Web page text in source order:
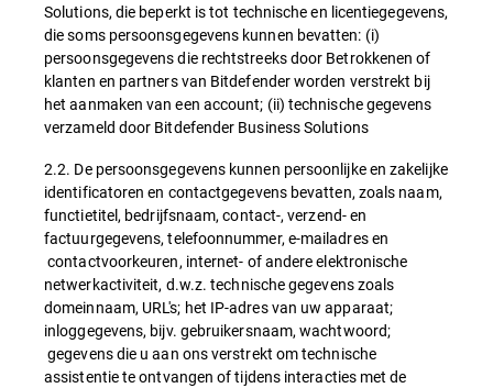
Solutions, die beperkt is tot technische en licentiegegevens,
die soms persoonsgegevens kunnen bevatten: (i)
persoonsgegevens die rechtstreeks door Betrokkenen of
klanten en partners van Bitdefender worden verstrekt bij
het aanmaken van een account; (ii) technische gegevens
verzameld door Bitdefender Business Solutions
2.2. De persoonsgegevens kunnen persoonlijke en zakelijke
identificatoren en contactgegevens bevatten, zoals naam,
functietitel, bedrijfsnaam, contact-, verzend- en
factuurgegevens, telefoonnummer, e-mailadres en
contactvoorkeuren, internet- of andere elektronische
netwerkactiviteit, d.w.z. technische gegevens zoals
domeinnaam, URL's; het IP-adres van uw apparaat;
inloggegevens, bijv. gebruikersnaam, wachtwoord;
gegevens die u aan ons verstrekt om technische
assistentie te ontvangen of tijdens interacties met de